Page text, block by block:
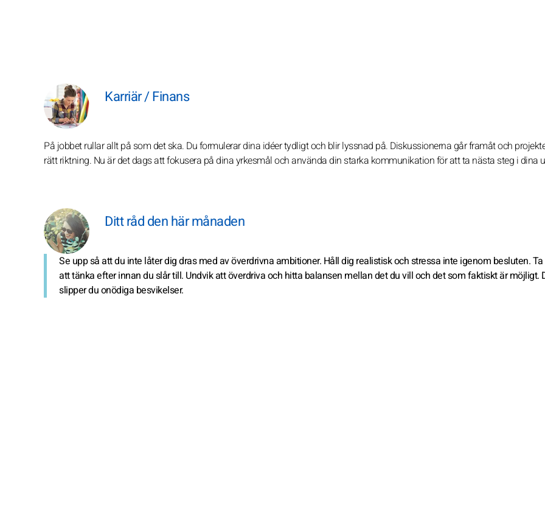
Karriär / Finans
På jobbet rullar allt på som det ska. Du formulerar dina idéer tydligt och blir lyssnad på. Diskussionerna går framåt och
rätt riktning. Nu är det dags att fokusera på dina yrkesmål och använda din starka kommunikation för att ta nästa steg i dina
Ditt råd den här månaden
Se upp så att du inte låter dig dras med av överdrivna ambitioner. Håll dig realistisk och stressa inte igenom besluten.
att tänka efter innan du slår till. Undvik att överdriva och hitta balansen mellan det du vill och det som faktiskt är möjligt.
slipper du onödiga besvikelser.